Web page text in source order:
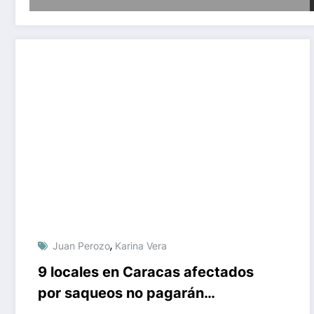
Juan Perozo, Karina Vera
9 locales en Caracas afectados
por saqueos no pagarán